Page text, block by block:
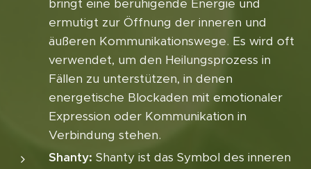
bringt eine beruhigende Energie und
ermutigt zur Öffnung der inneren und
äußeren Kommunikationswege. Es wird oft
verwendet, um den Heilungsprozess in
Fällen zu unterstützen, in denen
energetische Blockaden mit emotionaler
Expression oder Kommunikation in
Verbindung stehen.
Shanty: Shanty ist das Symbol des inneren